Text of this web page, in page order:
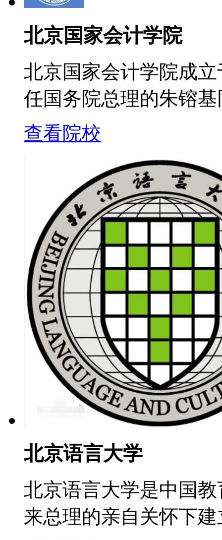
北京国家会计学院
北京国家会计学院成
任国务院总理的朱镕
查看院校
北京语言大学
北京语言大学是中国
来总理的亲自关怀下